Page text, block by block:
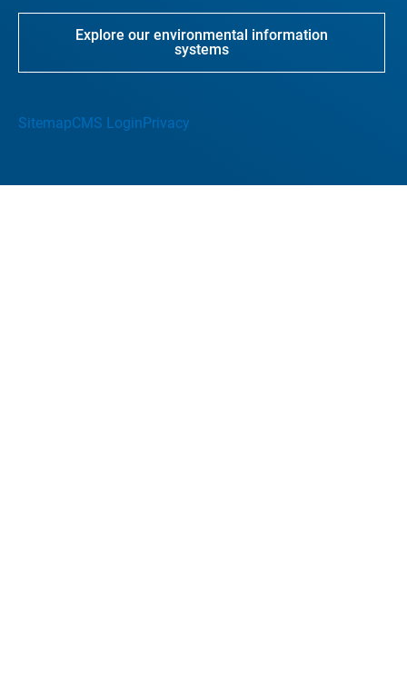
Explore our environmental information
systems
SitemapCMS LoginPrivacy